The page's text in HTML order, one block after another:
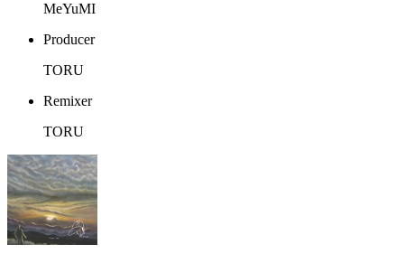
MeYuMI
Producer
TORU
Remixer
TORU